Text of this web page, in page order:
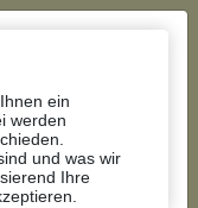
ein
werden
und was wir
Ihre